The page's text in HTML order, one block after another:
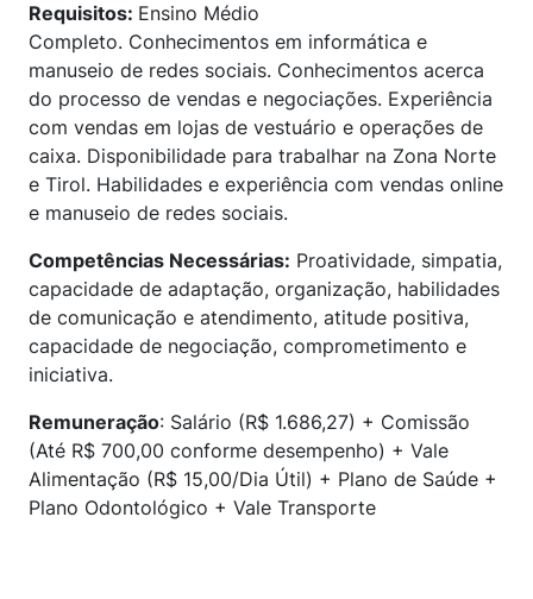
Requisitos: Ensino Médio
Completo. Conhecimentos em informática e
manuseio de redes sociais. Conhecimentos acerca
do processo de vendas e negociações. Experiência
com vendas em lojas de vestuário e operações de
caixa. Disponibilidade para trabalhar na Zona Norte
e Tirol. Habilidades e experiência com vendas online
e manuseio de redes sociais.
Competências Necessárias: Proatividade, simpatia,
capacidade de adaptação, organização, habilidades
de comunicação e atendimento, atitude positiva,
capacidade de negociação, comprometimento e
iniciativa.
Remuneração: Salário (R$ 1.686,27) + Comissão
(Até R$ 700,00 conforme desempenho) + Vale
Alimentação (R$ 15,00/Dia Útil) + Plano de Saúde +
Plano Odontológico + Vale Transporte